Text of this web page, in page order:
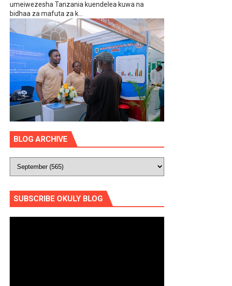
umeiwezesha Tanzania kuendelea kuwa na
bidhaa za mafuta za k...
BLOG ARCHIVE
SUBSCRIBE OKULY BLOG